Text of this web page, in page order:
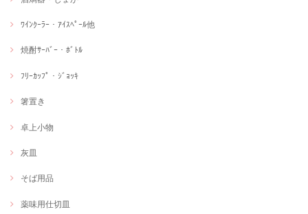
ﾜｲﾝｸｰﾗｰ・ｱｲｽﾍﾟｰﾙ他
焼酎ｻｰﾊﾞｰ・ﾎﾞﾄﾙ
ﾌﾘｰｶｯﾌﾟ・ｼﾞｮｯｷ
箸置き
卓上小物
灰皿
そば用品
薬味用仕切皿